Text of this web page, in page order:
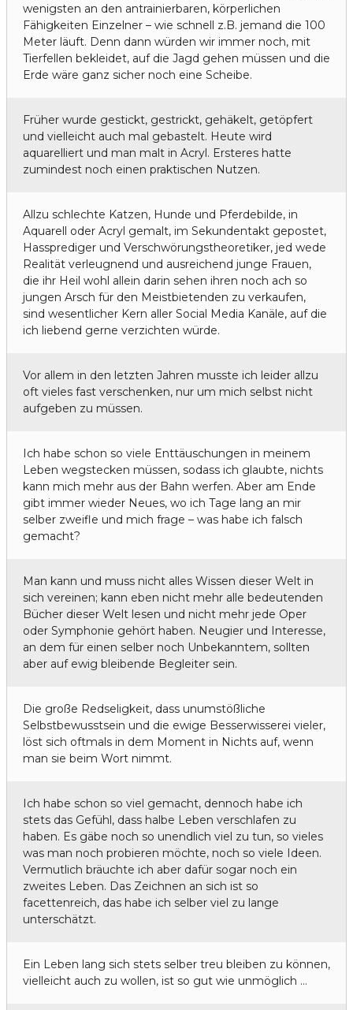
wenigsten an den antrainierbaren, körperlichen
Fähigkeiten Einzelner – wie schnell z.B. jemand die 100
Meter läuft. Denn dann würden wir immer noch, mit
Tierfellen bekleidet, auf die Jagd gehen müssen und die
Erde wäre ganz sicher noch eine Scheibe.
Früher wurde gestickt, gestrickt, gehäkelt, getöpfert
und vielleicht auch mal gebastelt. Heute wird
aquarelliert und man malt in Acryl. Ersteres hatte
zumindest noch einen praktischen Nutzen.
Allzu schlechte Katzen, Hunde und Pferdebilde, in
Aquarell oder Acryl gemalt, im Sekundentakt gepostet,
Hassprediger und Verschwörungstheoretiker, jed wede
Realität verleugnend und ausreichend junge Frauen,
die ihr Heil wohl allein darin sehen ihren noch ach so
jungen Arsch für den Meistbietenden zu verkaufen,
sind wesentlicher Kern aller Social Media Kanäle, auf die
ich liebend gerne verzichten würde.
Vor allem in den letzten Jahren musste ich leider allzu
oft vieles fast verschenken, nur um mich selbst nicht
aufgeben zu müssen.
Ich habe schon so viele Enttäuschungen in meinem
Leben wegstecken müssen, sodass ich glaubte, nichts
kann mich mehr aus der Bahn werfen. Aber am Ende
gibt immer wieder Neues, wo ich Tage lang an mir
selber zweifle und mich frage – was habe ich falsch
gemacht?
Man kann und muss nicht alles Wissen dieser Welt in
sich vereinen; kann eben nicht mehr alle bedeutenden
Bücher dieser Welt lesen und nicht mehr jede Oper
oder Symphonie gehört haben. Neugier und Interesse,
an dem für einen selber noch Unbekanntem, sollten
aber auf ewig bleibende Begleiter sein.
Die große Redseligkeit, dass unumstößliche
Selbstbewusstsein und die ewige Besserwisserei vieler,
löst sich oftmals in dem Moment in Nichts auf, wenn
man sie beim Wort nimmt.
Ich habe schon so viel gemacht, dennoch habe ich
stets das Gefühl, dass halbe Leben verschlafen zu
haben. Es gäbe noch so unendlich viel zu tun, so vieles
was man noch probieren möchte, noch so viele Ideen.
Vermutlich bräuchte ich aber dafür sogar noch ein
zweites Leben. Das Zeichnen an sich ist so
facettenreich, das habe ich selber viel zu lange
unterschätzt.
Ein Leben lang sich stets selber treu bleiben zu können,
vielleicht auch zu wollen, ist so gut wie unmöglich …